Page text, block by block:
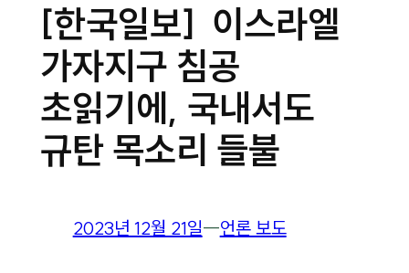
[한국일보] 이스라엘
가자지구 침공
초읽기에, 국내서도
규탄 목소리 들불
2023년 12월 21일―언론 보도